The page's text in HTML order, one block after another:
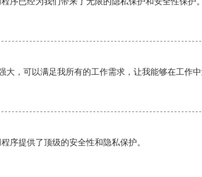
大，可以满足我所有的工作需求，让我能够在工作中
序提供了顶级的安全性和隐私保护。